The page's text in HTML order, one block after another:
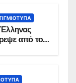
από το